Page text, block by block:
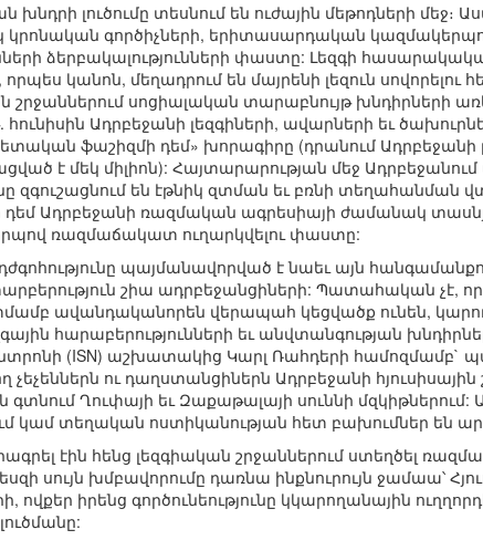
խնդրի լուծումը տեսնում են ուժային մեթոդների մեջ։
գործիչների, երիտասարդական
ձերբակալությունների փաստը: Լեզգի
կանոն, մեղադրում են մայրենի լեզուն
շրջաններում սոցիալական տարաբնույթ խնդիրների
հունիսին Ադրբեջանի լեզգիների, ավարների եւ
ֆաշիզմի դեմ» խորագիրը (դրանում Ադրբեջանի
է մեկ միլիոն): Հայտարարության մեջ
զգուշացնում են էթնիկ զտման եւ բռնի տեղահանման
դեմ Ադրբեջանի ռազմական ագրեսիայի ժամանակ
ռազմաճակատ ուղարկվելու փաստը:
պայմանավորված է նաեւ այն
շիա ադրբեջանցիների: Պատահական չէ,
ավանդականորեն վերապահ կեցվածք ունեն,
հարաբերությունների եւ անվտանգության
(ISN) աշխատակից Կարլ Ռահդերի համոզմամբ`
ու դաղստանցիներն Ադրբեջանի հյուսիսային
Ղուփայի եւ Զաքաթալայի սուննի մզկիթներում:
կամ տեղական ոստիկանության հետ բախումներ են
էին հենց լեզգիական շրջաններում ստեղծել
սույն խմբավորումը դառնա ինքնուրույն ջամաա՝
ովքեր իրենց գործունեությունը կկարողանային